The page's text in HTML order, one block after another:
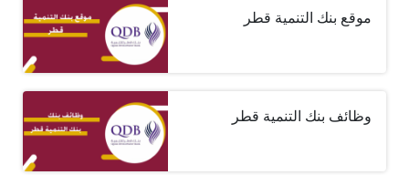
موقع بنك التنمية قطر
وظائف بنك التنمية قطر